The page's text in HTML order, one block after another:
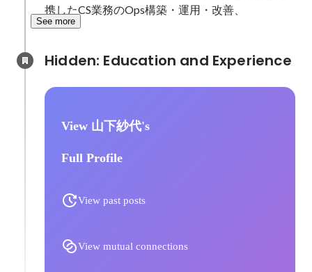
携したCS業務のOps構築・運用・改善、
See more
View 山下紗代's
Full Profile
View past posts
View mutual connections